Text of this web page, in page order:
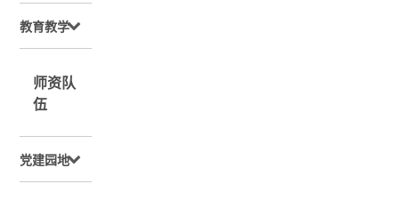
教育教学
师资队
伍
党建园地